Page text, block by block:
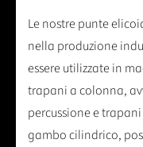
Le nostre punte
nella produzione
essere utilizzate in
trapani a colonna,
percussione e
gambo cilindrico,